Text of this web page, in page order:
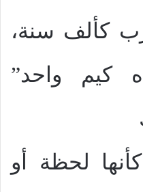
كألف سنة،
كيم واحد”
لحظة أو